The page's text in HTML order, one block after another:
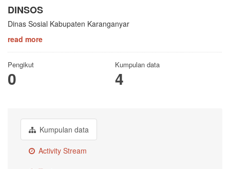
DINSOS
Dinas Sosial Kabupaten Karanganyar
read more
Pengikut
0
Kumpulan data
4
Kumpulan data
Activity Stream